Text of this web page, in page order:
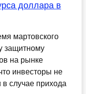
доллара в
мартовского
защитному
на рынке
инвесторы не
в случае прихода